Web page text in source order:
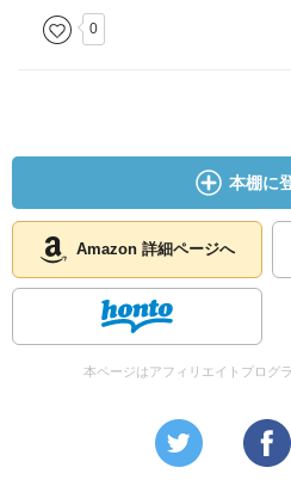
0
本棚に
Amazon 詳細ページへ
本ページはアフィリエイトプログ